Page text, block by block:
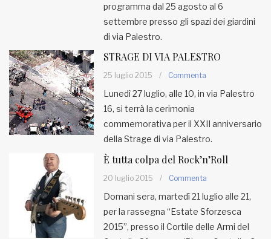
programma dal 25 agosto al 6
settembre presso gli spazi dei giardini
di via Palestro.
STRAGE DI VIA PALESTRO
25 luglio 2015 / Commenta
Lunedì 27 luglio, alle 10, in via Palestro
16, si terrà la cerimonia
commemorativa per il XXII anniversario
della Strage di via Palestro.
È tutta colpa del Rock’n’Roll
20 luglio 2015 / Commenta
Domani sera, martedì 21 luglio alle 21,
per la rassegna “Estate Sforzesca
2015”, presso il Cortile delle Armi del